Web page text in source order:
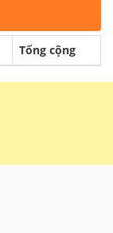
Tổng cộng